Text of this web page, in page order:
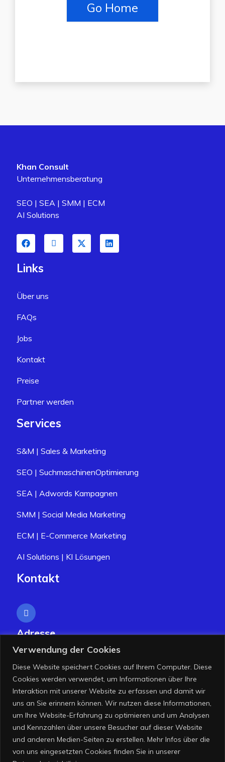
Verwendung der Cookies
Diese Website speichert Cookies auf Ihrem Computer. Diese
Cookies werden verwendet, um Informationen über Ihre
Interaktion mit unserer Website zu erfassen und damit wir
uns an Sie erinnern können. Wir nutzen diese Informationen,
um Ihre Website-Erfahrung zu optimieren und um Analysen
und Kennzahlen über unsere Besucher auf dieser Website
und anderen Medien-Seiten zu erstellen. Mehr Infos über die
von uns eingesetzten Cookies finden Sie in unserer
Go Home
Khan Consult
Unternehmensberatung
SEO | SEA | SMM | ECM
AI Solutions
Links
Über uns
FAQs
Jobs
Kontakt
Preise
Partner werden
Services
S&M | Sales & Marketing
SEO | SuchmaschinenOptimierung
SEA | Adwords Kampagnen
SMM | Social Media Marketing
ECM | E-Commerce Marketing
AI Solutions | KI Lösungen
Kontakt
Adresse
Nellinger Str. 95, 73760 Ostfildern
Telefon
+49 (0) 7158 / 12838-00
E-Mail